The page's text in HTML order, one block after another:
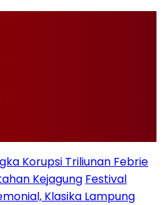
Korupsi Triliunan Febrie
Kejagung Festival
Klasika Lampung